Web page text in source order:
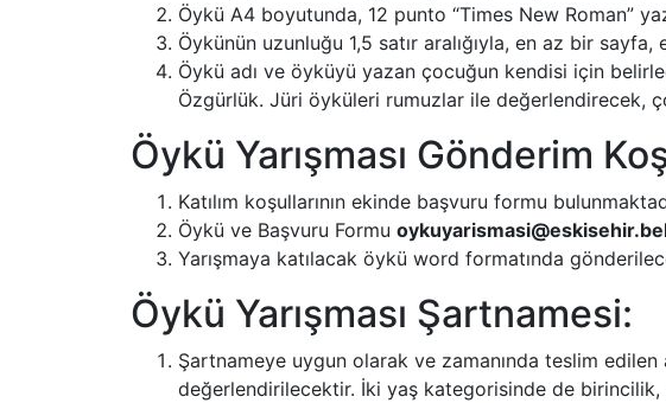
Öykü A4 boyutunda, 12 punto “Times New Roman”
Öykünün uzunluğu 1,5 satır aralığıyla, en az bir sayfa,
Öykü adı ve öyküyü yazan çocuğun kendisi için
Özgürlük. Jüri öyküleri rumuzlar ile değerlendirecek,
Öykü Yarışması Gönderim
Katılım koşullarının ekinde başvuru formu
Öykü ve Başvuru Formu
Yarışmaya katılacak öykü word formatında
Öykü Yarışması Şartnamesi:
Şartnameye uygun olarak ve zamanında teslim
değerlendirilecektir. İki yaş kategorisinde de